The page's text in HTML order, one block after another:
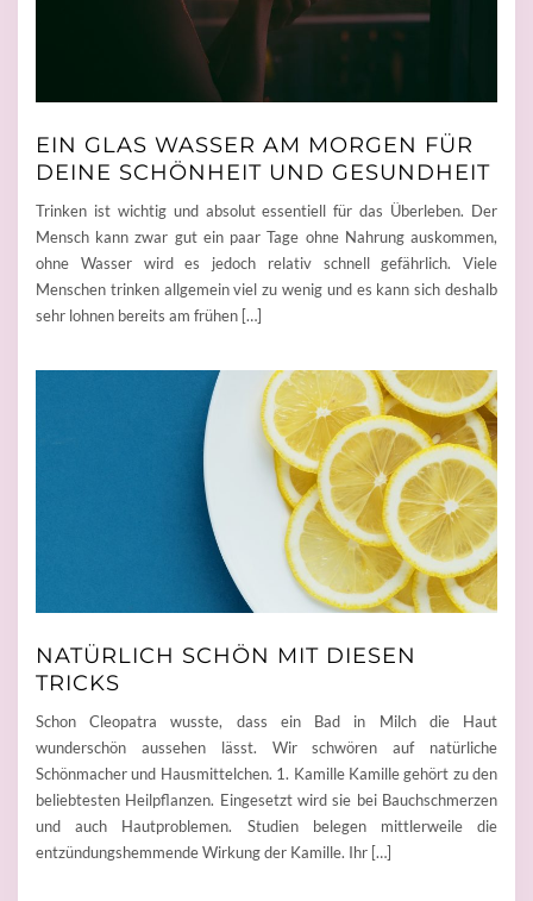
EIN GLAS WASSER AM MORGEN FÜR
DEINE SCHÖNHEIT UND GESUNDHEIT
Trinken ist wichtig und absolut essentiell für das Überleben. Der
Mensch kann zwar gut ein paar Tage ohne Nahrung auskommen,
ohne Wasser wird es jedoch relativ schnell gefährlich. Viele
Menschen trinken allgemein viel zu wenig und es kann sich deshalb
sehr lohnen bereits am frühen […]
NATÜRLICH SCHÖN MIT DIESEN
TRICKS
Schon Cleopatra wusste, dass ein Bad in Milch die Haut
wunderschön aussehen lässt. Wir schwören auf natürliche
Schönmacher und Hausmittelchen. 1. Kamille Kamille gehört zu den
beliebtesten Heilpflanzen. Eingesetzt wird sie bei Bauchschmerzen
und auch Hautproblemen. Studien belegen mittlerweile die
entzündungshemmende Wirkung der Kamille. Ihr […]